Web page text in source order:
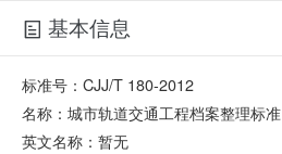
基本信息
标准号： CJJ/T 180-2012
名称： 城市轨道交通工程档案整理标准
英文名称： 暂无